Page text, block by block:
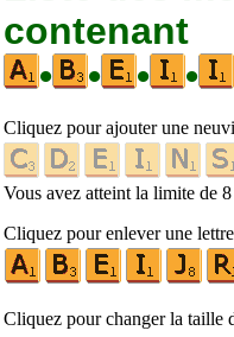
contenant
•
• • •
Cliquez pour ajouter une
Vous avez atteint la limite de 8
Cliquez pour enlever une lettre
Cliquez pour changer la taille